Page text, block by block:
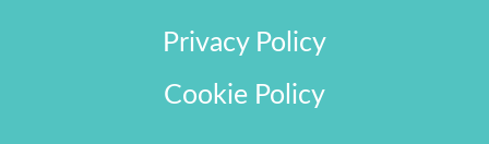
Privacy Policy
Cookie Policy